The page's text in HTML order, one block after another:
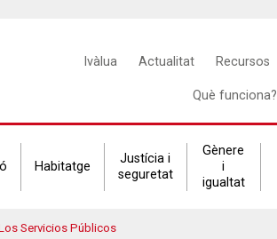
Main
navigation
Ivàlua Actualitat Recursos
Què funciona?
Habitatge
Justícia i
seguretat
Gènere
i
igualtat
Servicios Públicos